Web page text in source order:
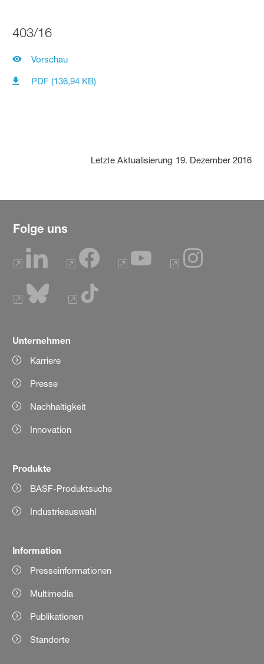
403/16
Vorschau
PDF (136,94 KB)
Letzte Aktualisierung 19. Dezember 2016
Folge uns
Unternehmen
Karriere
Presse
Nachhaltigkeit
Innovation
Produkte
BASF-Produktsuche
Industrieauswahl
Information
Presseinformationen
Multimedia
Publikationen
Standorte